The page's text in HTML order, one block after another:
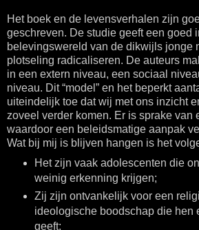
Het boek en de levensverhalen zijn
geschreven. De studie geeft een goed
belevingswereld van de dikwijls jonge
plotseling radicaliseren. De auteurs
in een extern niveau, een sociaal
niveau. Dit “model” en het beperkt
uiteindelijk toe dat wij met ons inzicht
zoveel verder komen. Er is sprake van
waardoor een beleidsmatige aanpak
Wat bij mij is blijven hangen is het
Het zijn vaak adolescenten die
weinig erkenning krijgen;
Zij zijn ontvankelijk voor een
ideologische boodschap die hen
geeft;